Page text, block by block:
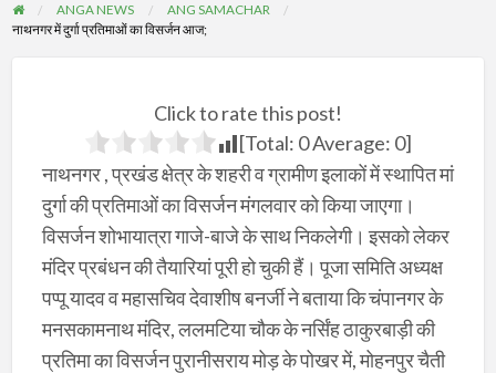
ANGA NEWS
ANG SAMACHAR
नाथनगर में दुर्गा प्रतिमाओं का विसर्जन आज;
Click to rate this post!
[Total: 0Average: 0]
नाथनगर , प्रखंड क्षेत्र के शहरी व ग्रामीण इलाकों में स्थापित मां
दुर्गा की प्रतिमाओं का विसर्जन मंगलवार को किया जाएगा।
विसर्जन शोभायात्रा गाजे-बाजे के साथ निकलेगी। इसको लेकर
मंदिर प्रबंधन की तैयारियां पूरी हो चुकी हैं। पूजा समिति अध्यक्ष
पप्पू यादव व महासचिव देवाशीष बनर्जी ने बताया कि चंपानगर के
मनसकामनाथ मंदिर, ललमटिया चौक के नर्सिंह ठाकुरबाड़ी की
प्रतिमा का विसर्जन पुरानीसराय मोड़ के पोखर में, मोहनपुर चैती